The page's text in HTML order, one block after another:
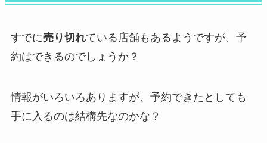
すでに売り切れている店舗もあるようですが、予
約はできるのでしょうか？
情報がいろいろありますが、予約できたとしても
手に入るのは結構先なのかな？